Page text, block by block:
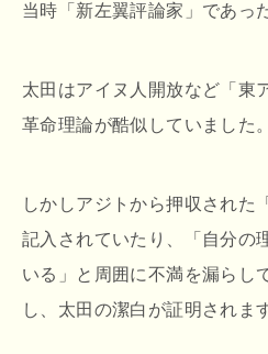
当時「新左翼評論家」であっ
太田はアイヌ人開放など「東
革命理論が酷似していました。
しかしアジトから押収された
記入されていたり、「自分の
いる」と周囲に不満を漏らし
し、太田の潔白が証明されま